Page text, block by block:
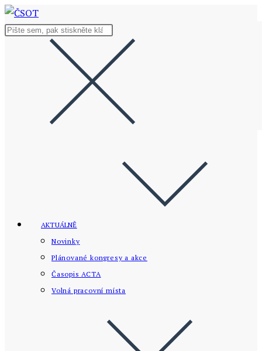
Přejít
k
Hledat
AKTUÁLNĚ
Novinky
Plánované kongresy a akce
Časopis ACTA
Volná pracovní místa